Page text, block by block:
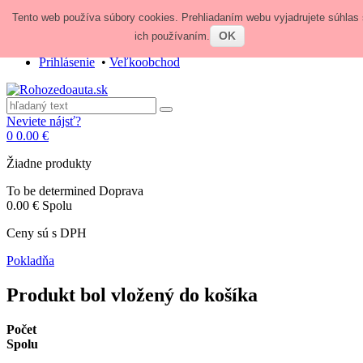
Zavolajte nám:+421 948 84 64 64
obchod@rohozedoauta.sk
Prihlásenie•Veľkoobchod
Neviete nájsť?
0 0.00 €
Žiadne produkty
To be determined Doprava
0.00 € Spolu
Ceny sú s DPH
Pokladňa
Produkt bol vložený do košíka
Počet
Spolu
Tento web používa súbory cookies. Prehliadaním webu vyjadrujete súhlas
ich používaním.
OK